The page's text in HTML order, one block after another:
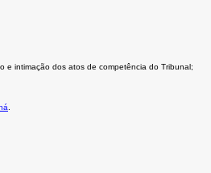
e intimação dos atos de competência do Tribunal;
.